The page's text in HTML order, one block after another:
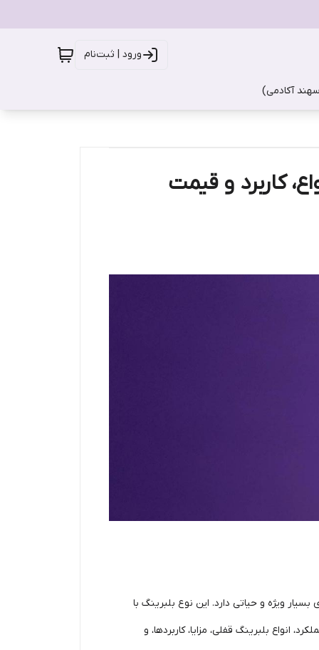
ورود | ثبت‌نام
آکادمی)
کاربرد و قیمت
ویژه و حیاتی دارد. این نوع بلبرینگ با
بلبرینگ قفلی، مزایا، کاربردها، و